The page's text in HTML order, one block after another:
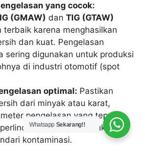
yang cocok:
(GMAW) danTIG (GTAW)
terbaik karena menghasilkan
dan kuat. Pengelasan
sering digunakan untuk produksi
di industri otomotif (spot
optimal: Pastikan
dari minyak atau karat,
pengelasan yang tepat,
gas yang cukup
kontaminasi.
Whatsapp Sekarang!!